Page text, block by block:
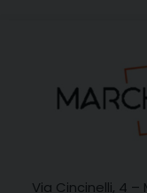
Via Cincinelli, 4